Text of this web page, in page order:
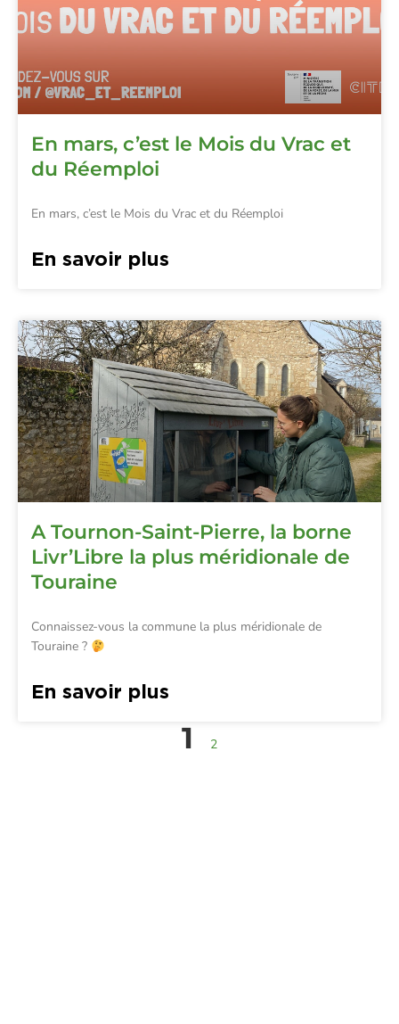
En mars, c’est le Mois du Vrac et
du Réemploi
En mars, c’est le Mois du Vrac et du Réemploi
En savoir plus
A Tournon-Saint-Pierre, la borne
Livr’Libre la plus méridionale de
Touraine
Connaissez-vous la commune la plus méridionale de
Touraine ?
En savoir plus
1 2